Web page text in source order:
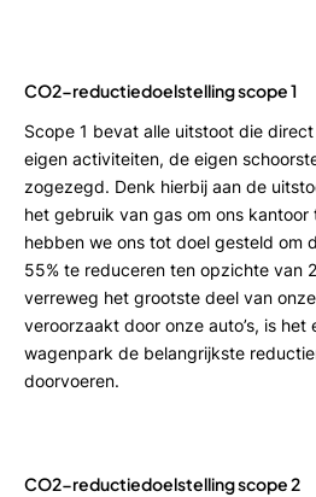
CO2-reductiedoelstelling scope 1
Scope 1 bevat alle uitstoot die
eigen activiteiten, de eigen
zogezegd. Denk hierbij aan de
het gebruik van gas om ons kantoor
hebben we ons tot doel gesteld om
55% te reduceren ten opzichte van
verreweg het grootste deel van
veroorzaakt door onze auto’s, is
wagenpark de belangrijkste
doorvoeren.
CO2-reductiedoelstelling scope 2